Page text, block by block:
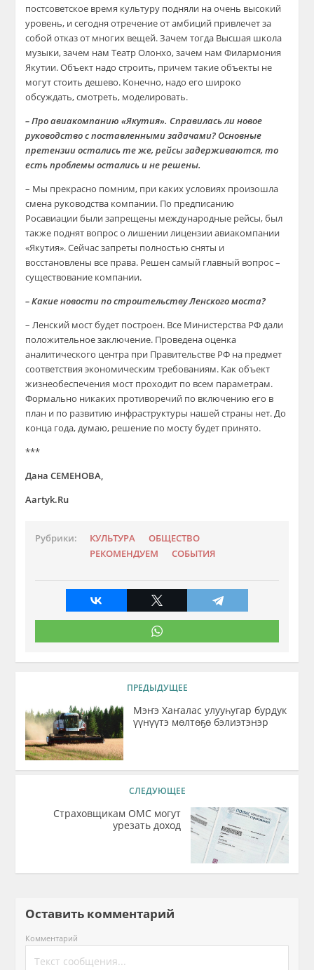
постсоветское время культуру подняли на очень высокий
уровень, и сегодня отречение от амбиций привлечет за
собой отказ от многих вещей. Зачем тогда Высшая школа
музыки, зачем нам Театр Олонхо, зачем нам Филармония
Якутии. Объект надо строить, причем такие объекты не
могут стоить дешево. Конечно, надо его широко
обсуждать, смотреть, моделировать.
– Про авиакомпанию «Якутия». Справилась ли новое
руководство с поставленными задачами? Основные
претензии остались те же, рейсы задерживаются, то
есть проблемы остались и не решены.
– Мы прекрасно помним, при каких условиях произошла
смена руководства компании. По предписанию
Росавиации были запрещены международные рейсы, был
также поднят вопрос о лишении лицензии авиакомпании
«Якутия». Сейчас запреты полностью сняты и
восстановлены все права. Решен самый главный вопрос –
существование компании.
– Какие новости по строительству Ленского моста?
– Ленский мост будет построен. Все Министерства РФ дали
положительное заключение. Проведена оценка
аналитического центра при Правительстве РФ на предмет
соответствия экономическим требованиям. Как объект
жизнеобеспечения мост проходит по всем параметрам.
Формально никаких противоречий по включению его в
план и по развитию инфраструктуры нашей страны нет. До
конца года, думаю, решение по мосту будет принято.
***
Дана СЕМЕНОВА,
Aartyk.Ru
Рубрики: КУЛЬТУРА
ОБЩЕСТВО
РЕКОМЕНДУЕМ
СОБЫТИЯ
ПРЕДЫДУЩЕЕ
Мэҥэ Хаҥалас улууһугар бурдук
үүнүүтэ мөлтөҕө бэлиэтэнэр
СЛЕДУЮЩЕЕ
Страховщикам ОМС могут
урезать доход
Оставить комментарий
Комментарий